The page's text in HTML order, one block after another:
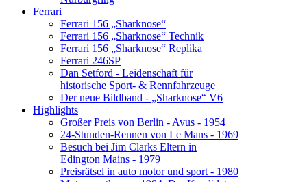
Ferrari
Ferrari 156 „Sharknose“
Ferrari 156 „Sharknose“ Technik
Ferrari 156 „Sharknose“ Replika
Ferrari 246SP
Dan Setford - Leidenschaft für
historische Sport- & Rennfahrzeuge
Der neue Bildband - „Sharknose“ V6
Highlights
Großer Preis von Berlin - Avus - 1954
24-Stunden-Rennen von Le Mans - 1969
Besuch bei Jim Clarks Eltern in
Edington Mains - 1979
Preisrätsel in auto motor und sport - 1980